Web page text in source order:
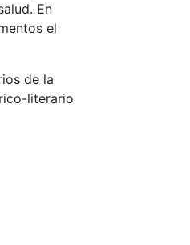
En
el
de la
literario